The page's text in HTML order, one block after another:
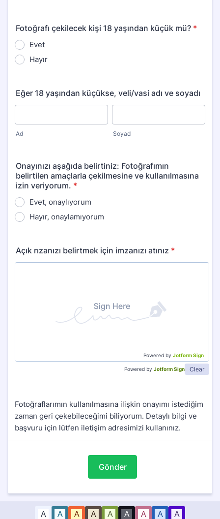
Fotoğrafı çekilecek kişi 18 yaşından küçük mü? *
Evet
Hayır
Eğer 18 yaşından küçükse, veli/vasi adı ve soyadı
Ad Soyad
Onayınızı aşağıda belirtiniz: Fotoğrafımın
belirtilen amaçlarla çekilmesine ve kullanılmasına
izin veriyorum. *
Evet, onaylıyorum
Hayır, onaylamıyorum
Açık rızanızı belirtmek için imzanızı atınız *
Powered by Jotform Sign
Powered by Jotform Sign Clear
Fotoğraflarımın kullanılmasına ilişkin onayımı istediğim
zaman geri çekebileceğimi biliyorum. Detaylı bilgi ve
başvuru için lütfen iletişim adresimizi kullanınız.
Gönder
A A A A A A A A A